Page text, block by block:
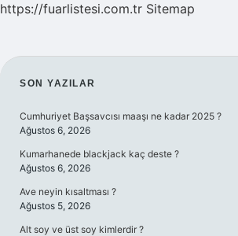
https://fuarlistesi.com.tr Sitemap
SIDEBAR
SON YAZILAR
Cumhuriyet Başsavcısı maaşı ne kadar 2025 ?
Ağustos 6, 2026
Kumarhanede blackjack kaç deste ?
Ağustos 6, 2026
Ave neyin kısaltması ?
Ağustos 5, 2026
Alt soy ve üst soy kimlerdir ?